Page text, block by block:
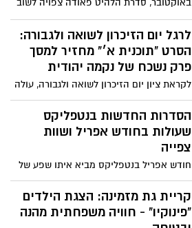
באוקטובר, סדרת הלהיט פאודה צפויה לשוב
בעונה חמישית כבר בחודש הבא. לפי פרסום
ראשון, עליית העונה מתוכננת לאמצע מאי,
כאשר אירוע הבכורה נקבע ל10 במאי בכפוף
להתפתחויות הביטחוניות.
לרגל יום הזיכרון לשואה ולגבורה:
הסרט "תוכנית א׳" מחזיר למסך
פרק נשכח של נקמה יהודית
לקראת ציון יום הזיכרון לשואה ולגבורה, עולה
מחדש לתודעה הסרט הישראלי "תוכנית א׳" –
דרמת מתח היסטורית המטילה זרקור על אחד
הפרקים הפחות מוכרים שלאחר השואה:
ניסיונם של ניצולים יהודים לנקום בפושעים
הסדרות החדשות בנטפליקס
שעולות בחודש אפריל ושוות
צפייה
חודש אפריל בנטפליקס מביא איתו שפע של
סדרות חדשות ומגוונות מכל הז’אנרים
מדרמות מרגשות וריאליטי סוחף ועד מותחנים
מסקרנים במיוחד. לרגל חג הפסח, ובזמן שבו
רבים מבלים יותר בבית, לא רק בגלל החג אלא
קריית גת מזמינה: הצגת הילדים
"פינוקיו" - חוויה משפחתית מהנה